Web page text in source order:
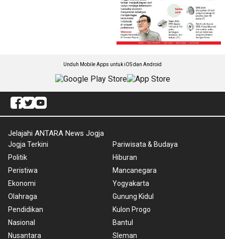
Unduh Mobile Apps untuk iOS dan Android
Jelajahi ANTARA News Jogja
Jogja Terkini
Politik
Peristiwa
Ekonomi
Olahraga
Pendidikan
Nasional
Nusantara
Pariwisata & Budaya
Hiburan
Mancanegara
Yogyakarta
Gunung Kidul
Kulon Progo
Bantul
Sleman